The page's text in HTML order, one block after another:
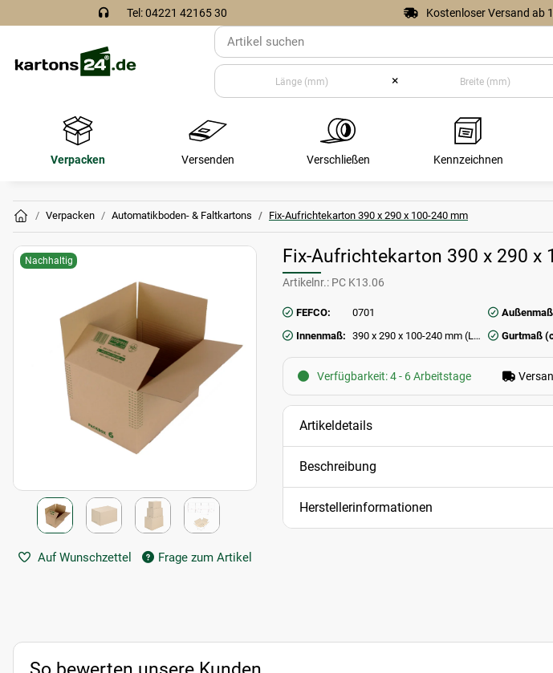
Tel: 04221 42165 30 Kostenloser Versand ab
×
Verpacken Versenden Verschließen Kennzeichnen
Verpacken Automatikboden- & Faltkartons Fix-Aufrichtekarton 390 x 290 x 100-240 mm
Nachhaltig
Auf Wunschzettel Frage zum Artikel
Fix-Aufrichtekarton 390 x 290 x
Artikelnr.: PC K13.06
FEFCO: 0701
Innenmaß:
390 x 290 x 100-240 mm (L x B x H) Gurtmaß
Verfügbarkeit: 4 - 6 Arbeitstage
Artikeldetails
Beschreibung
Herstellerinformationen